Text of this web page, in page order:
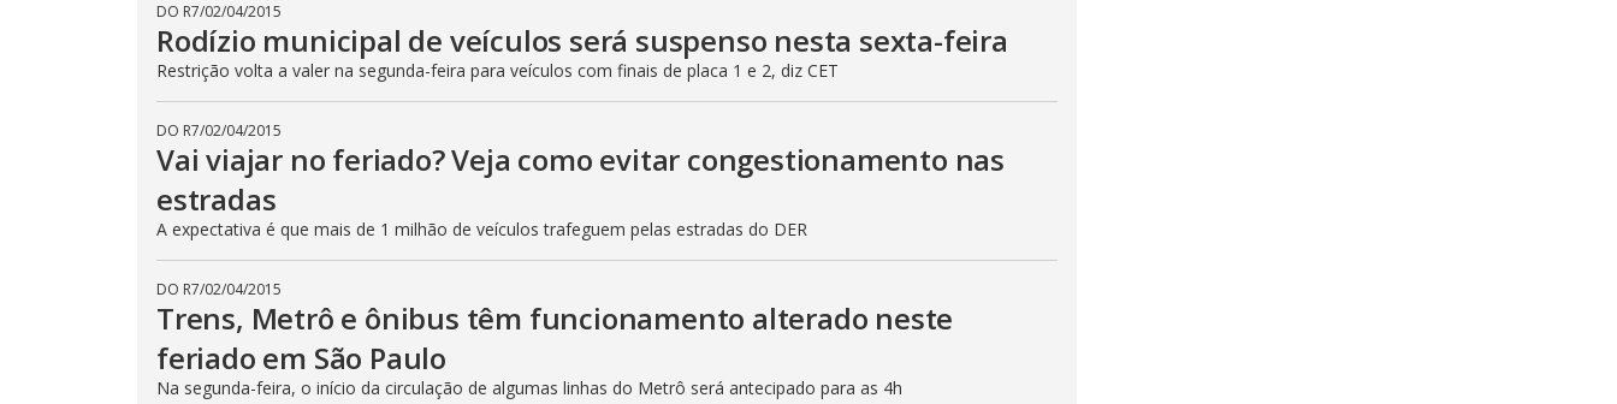
DO R7/02/04/2015
Rodízio municipal de veículos será suspenso nesta sexta-feira
Restrição volta a valer na segunda-feira para veículos com finais de placa 1 e 2, diz CET
DO R7/02/04/2015
Vai viajar no feriado? Veja como evitar congestionamento nas
estradas
A expectativa é que mais de 1 milhão de veículos trafeguem pelas estradas do DER
DO R7/02/04/2015
Trens, Metrô e ônibus têm funcionamento alterado neste
feriado em São Paulo
Na segunda-feira, o início da circulação de algumas linhas do Metrô será antecipado para as 4h